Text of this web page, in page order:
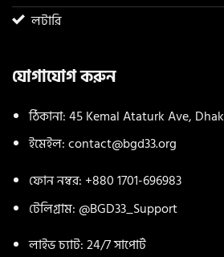
লটারি
যোগাযোগ করুন
ঠিকানা: 45 Kemal Ataturk Ave,
ইমেইল:contact@bgd33.org
ফোন নম্বর: +880 1701-696983
টেলিগ্রাম: @BGD33_Support
লাইভ চ্যাট: 24/7 সাপোর্ট